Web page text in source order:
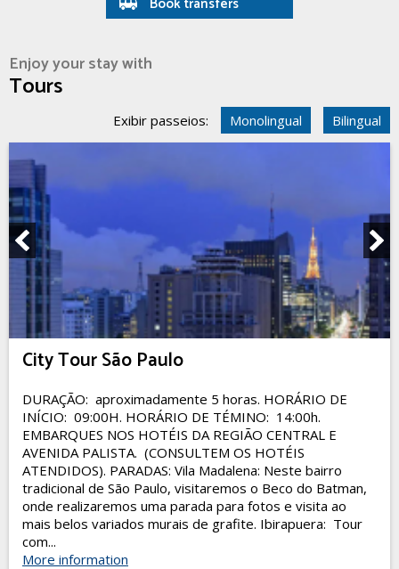
Enjoy your stay with
Tours
Exibir passeios: Monolingual Bilingual
City Tour São Paulo
DURAÇÃO: aproximadamente 5 horas. HORÁRIO DE
INÍCIO: 09:00H. HORÁRIO DE TÉMINO: 14:00h.
EMBARQUES NOS HOTÉIS DA REGIÃO CENTRAL E
AVENIDA PALISTA. (CONSULTEM OS HOTÉIS
ATENDIDOS). PARADAS: Vila Madalena: Neste bairro
tradicional de São Paulo, visitaremos o Beco do Batman,
onde realizaremos uma parada para fotos e visita ao
mais belos variados murais de grafite. Ibirapuera: Tour
com...
More information